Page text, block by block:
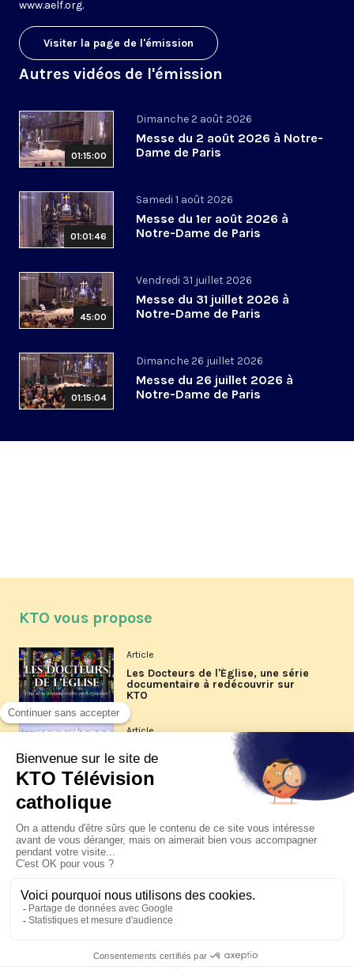
www.aelf.org.
Visiter la page de l'émission
Autres vidéos de l'émission
01:15:00
Dimanche 2 août 2026
Messe du 2 août 2026 à Notre-
Dame de Paris
01:01:46
Samedi 1 août 2026
Messe du 1er août 2026 à
Notre-Dame de Paris
45:00
Vendredi 31 juillet 2026
Messe du 31 juillet 2026 à
Notre-Dame de Paris
01:15:04
Dimanche 26 juillet 2026
Messe du 26 juillet 2026 à
Notre-Dame de Paris
KTO vous propose
Article
Les Docteurs de l'Église, une série
documentaire à redécouvrir sur
KTO
Article
Les reportages d'été 2026 de KTO
La visite pastorale du pape Léon
XIV à Assise à suivre sur KTO le
jeudi 6 août
Le pape en Uruguay, Argentine et
Pérou du 6 au 17 novembre 2026